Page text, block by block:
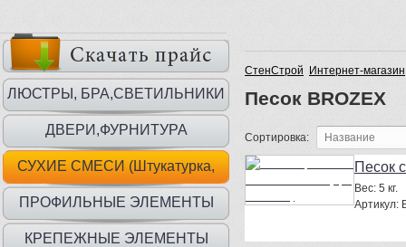
ЛЮСТРЫ, БРА,СВЕТИЛЬНИКИ
ДВЕРИ,ФУРНИТУРА
СУХИЕ СМЕСИ (Штукатурка,
шпаклевка, клей)
ПРОФИЛЬНЫЕ ЭЛЕМЕНТЫ
КРЕПЕЖНЫЕ ЭЛЕМЕНТЫ
СтенСтрой Интернет-магазин
Песок BROZEX
Сортировка:
Песок
Вес: 5 кг.
Артикул: